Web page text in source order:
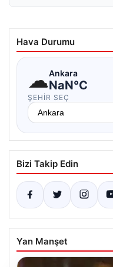
Hava Durumu
☁Ankara
NaN°C
ŞEHIR SEÇ
Bizi Takip Edin
Yan Manşet